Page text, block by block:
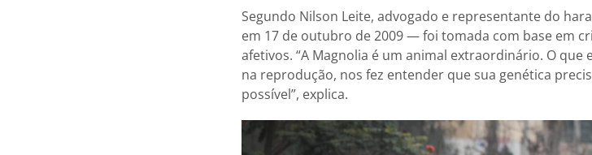
Segundo Nilson Leite, advogado e representante do
em 17 de outubro de 2009 — foi tomada com base em
afetivos. “A Magnolia é um animal extraordinário. O
na reprodução, nos fez entender que sua genética
possível”, explica.